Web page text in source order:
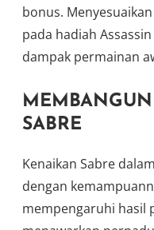
bonus.
pada hadiah
dampak permainan
SABRE
Kenaikan Sabre
dengan
mempengaruhi hasil